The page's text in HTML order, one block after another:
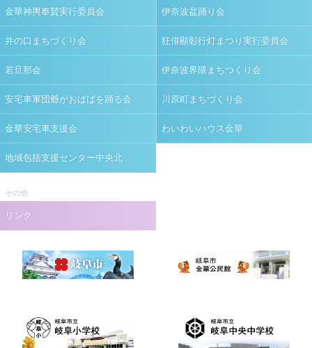
金華神輿奉賛実行委員会 伊奈波盆踊り会
井の口まちづくり会 狂俳顯彰行灯まつり実行委員会
若旦那会 伊奈波界隈まちつくり会
安宅車軍団爺がおばばを踊る会 川原町まちづくり会
金華安宅車支援会 わいわいハウス金華
地域包括支援センター中央北
その他
リンク